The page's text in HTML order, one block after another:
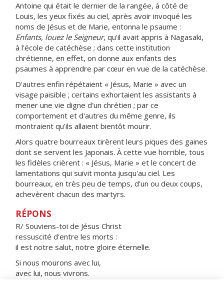
Antoine qui était le dernier de la rangée, à côté de
Louis, les yeux fixés au ciel, après avoir invoqué les
noms de Jésus et de Marie, entonna le psaume :
Enfants, louez le Seigneur, qu'il avait appris à Nagasaki,
à l'école de catéchèse ; dans cette institution
chrétienne, en effet, on donne aux enfants des
psaumes à apprendre par cœur en vue de la catéchèse.
D'autres enfin répétaient « Jésus, Marie » avec un
visage paisible ; certains exhortaient les assistants à
mener une vie digne d'un chrétien ; par ce
comportement et d'autres du même genre, ils
montraient qu'ils allaient bientôt mourir.
Alors quatre bourreaux tirèrent leurs piques des gaines
dont se servent les Japonais. À cette vue horrible, tous
les fidèles crièrent : « Jésus, Marie » et le concert de
lamentations qui suivit monta jusqu'au ciel. Les
bourreaux, en très peu de temps, d'un ou deux coups,
achevèrent chacun des martyrs.
RÉPONS
R/ Souviens-toi de Jésus Christ
ressuscité d'entre les morts :
il est notre salut, notre gloire éternelle.
Si nous mourons avec lui,
avec lui, nous vivrons.